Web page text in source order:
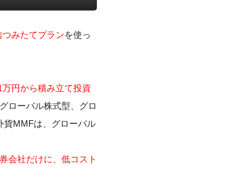
つみたてプランを使っ
円から積み立て投資
ローバル株式型、グロ
貨MMFは、グローバル
会社だけに、低コスト